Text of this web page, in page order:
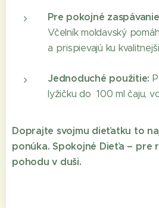
Pre pokojné
Včelník moldavský
a prispievajú ku
Jednoduché použitie:
lyžičku do 100 ml čaju,
Doprajte svojmu dieťatku to
ponúka. Spokojné Dieťa – pre
pohodu v duši.